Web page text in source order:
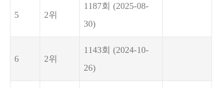
5 2위
1187회 (2025-08-
30)
6 2위
1143회 (2024-10-
26)